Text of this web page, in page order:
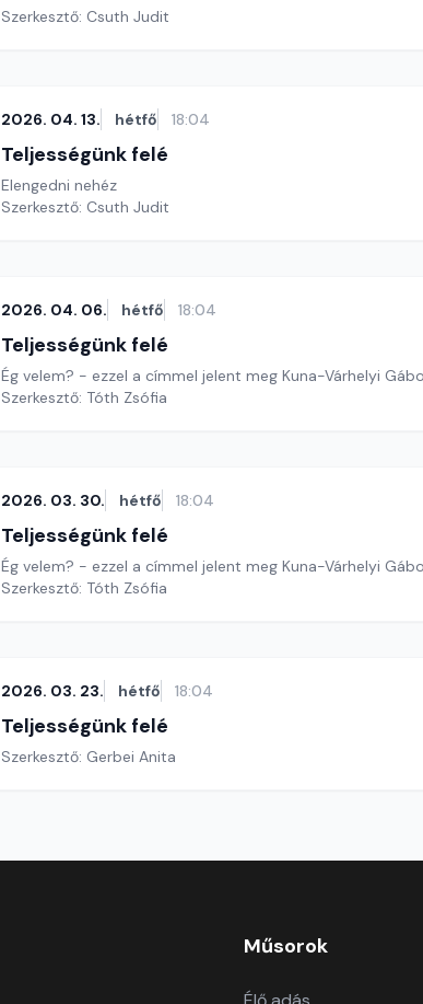
Szerkesztő: Csuth Judit
2026. 04. 13. hétfő 18:04
Teljességünk felé
Elengedni nehéz
Szerkesztő: Csuth Judit
2026. 04. 06. hétfő 18:04
Teljességünk felé
Ég velem? - ezzel a címmel jelent meg Kuna-Várhelyi
Szerkesztő: Tóth Zsófia
2026. 03. 30. hétfő 18:04
Teljességünk felé
Ég velem? - ezzel a címmel jelent meg Kuna-Várhelyi
Szerkesztő: Tóth Zsófia
2026. 03. 23. hétfő 18:04
Teljességünk felé
Szerkesztő: Gerbei Anita
Műsorok